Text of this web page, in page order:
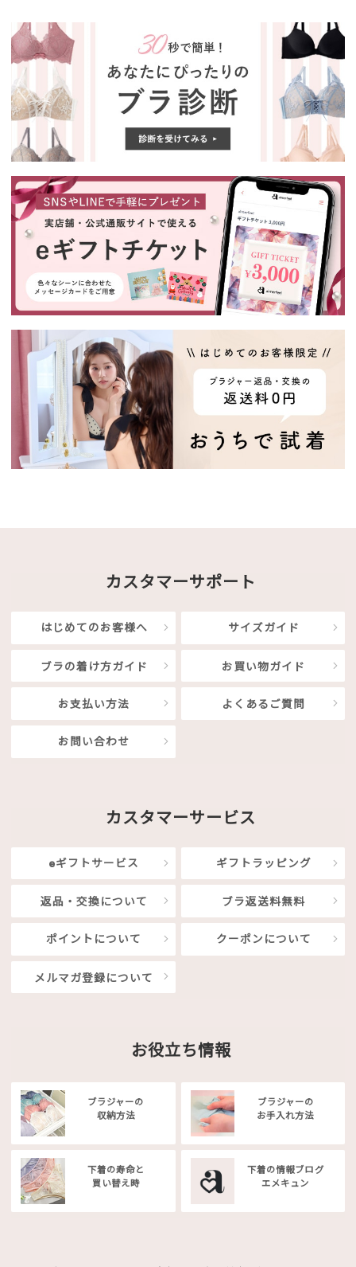
カスタマーサポート
はじめてのお客様へ サイズガイド
ブラの着け方ガイド お買い物ガイド
お支払い方法 よくあるご質問
お問い合わせ
カスタマーサービス
eギフトサービス ギフトラッピング
返品・交換について ブラ返送料無料
ポイントについて クーポンについて
メルマガ登録について
お役立ち情報
ブラジャーの
収納方法
ブラジャーの
お手入れ方法
下着の寿命と
買い替え時
下着の情報ブログ
エメキュン